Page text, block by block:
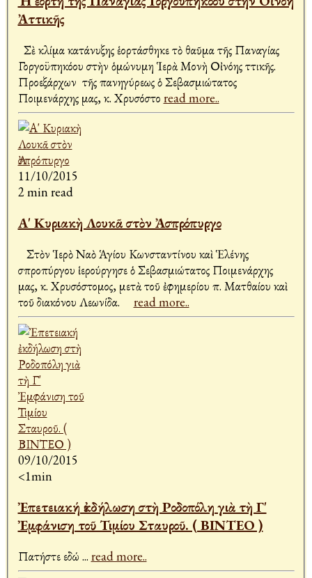
Ἀττικῆς
Σὲ κλίμα κατάνυξης ἑορτάσθηκε τὸ θαῦμα τῆς Παναγίας
Γοργοϋπηκόου στὴν ὁμώνυμη Ἱερὰ Μονὴ Οἰνόης Ἀττικῆς.
Προεξάρχων τῆς πανηγύρεως ὁ Σεβασμιώτατος
Ποιμενάρχης μας, κ. Χρυσόστο read more..
11/10/2015
2 min read
Α' Κυριακὴ Λουκᾶ στὸν Ἀσπρόπυργο
Στὸν Ἱερὸ Ναὸ Ἁγίου Κωνσταντίνου καὶ Ἑλένης
Ἀσπροπύργου ἱερούργησε ὁ Σεβασμιώτατος Ποιμενάρχης
μας, κ. Χρυσόστομος, μετὰ τοῦ ἐφημερίου π. Ματθαίου καὶ
τοῦ διακόνου Λεωνίδα. read more..
09/10/2015
<1min
Ἐπετειακή ἐκδήλωση στὴ Ροδοπόλη γιὰ τὴ Γ'
Ἐμφάνιση τοῦ Τιμίου Σταυροῦ. ( ΒΙΝΤΕΟ )
Πατήστε εδώ ... read more..